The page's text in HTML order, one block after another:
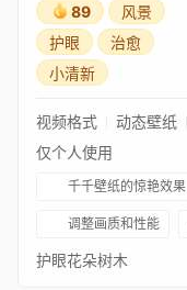
89
风景
护眼
治愈
小清新
视频格式 动态壁纸
仅个人使用
千千壁纸的惊艳效果
调整画质和性能
护眼花朵树木